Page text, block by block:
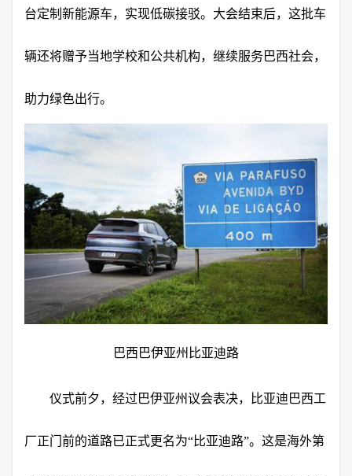
台定制新能源车，实现低碳接驳。大会结束后，这批车
辆还将赠予当地学校和公共机构，继续服务巴西社会，
助力绿色出行。
巴西巴伊亚州比亚迪路
仪式前夕，经过巴伊亚州议会表决，比亚迪巴西工
厂正门前的道路已正式更名为“比亚迪路”。这是海外第